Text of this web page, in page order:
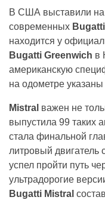
В США выставили на
современных Bugatti
находится у
Bugatti Greenwich в
американскую
на одометре
Mistral важен не
выпустила 99 таких
стала финальной
литровый двигатель
успел пройти путь
ультрадорогие
Bugatti Mistral